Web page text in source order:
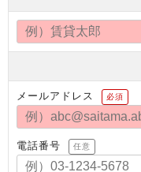
メールアドレス 必須
電話番号 任意